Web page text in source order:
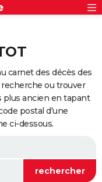
carnet des décès des
ou trouver
plus ancien en tapant
postal d'une
ci-dessous.